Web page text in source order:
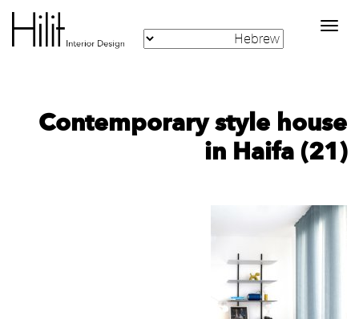
Toggle
navigation
Contemporary style house
in Haifa (21)